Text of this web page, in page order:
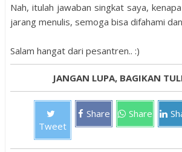
Nah, itulah jawaban singkat saya,
jarang menulis, semoga bisa difahami
Salam hangat dari pesantren.. :)
JANGAN LUPA, BAGIKAN
Tweet
Share Share